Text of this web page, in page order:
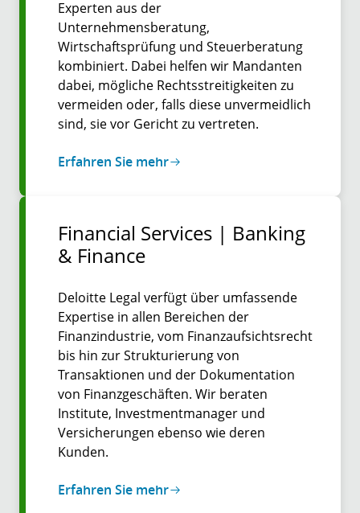
Experten aus der
Unternehmensberatung,
Wirtschaftsprüfung und Steuerberatung
kombiniert. Dabei helfen wir Mandanten
dabei, mögliche Rechtsstreitigkeiten zu
vermeiden oder, falls diese unvermeidlich
sind, sie vor Gericht zu vertreten.
Erfahren Sie mehr
Financial Services | Banking
& Finance
Deloitte Legal verfügt über umfassende
Expertise in allen Bereichen der
Finanzindustrie, vom Finanzaufsichtsrecht
bis hin zur Strukturierung von
Transaktionen und der Dokumentation
von Finanzgeschäften. Wir beraten
Institute, Investmentmanager und
Versicherungen ebenso wie deren
Kunden.
Erfahren Sie mehr